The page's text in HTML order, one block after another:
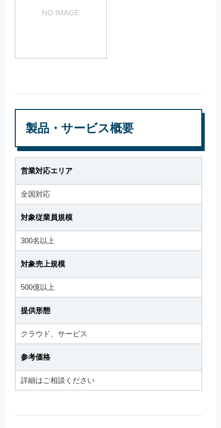
NO IMAGE
製品・サービス概要
営業対応エリア
全国対応
対象従業員規模
300名以上
対象売上規模
500億以上
提供形態
クラウド、サービス
参考価格
詳細はご相談ください